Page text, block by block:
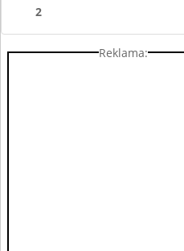
2
Reklama: